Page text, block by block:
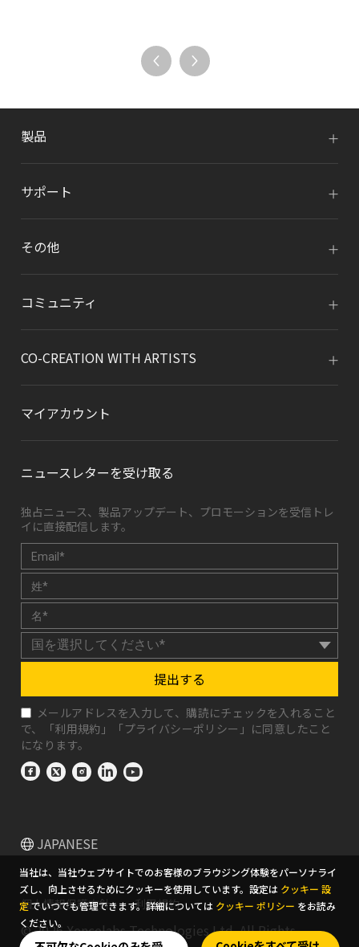
製品
サポート
その他
コミュニティ
CO-CREATION WITH ARTISTS
マイアカウント
ニュースレターを受け取る
独占ニュース、製品アップデート、プロモーションを受信トレ
イに直接配信します。
提出する
メールアドレスを入力して、購読にチェックを入れること
で、「利用規約 」「プライバシーポリシー 」に同意したこと
になります。
JAPANESE
個人情報保護方針 利用規約
© 2026 Xencelabs Technologies Ltd. All Rights
当社は、当社ウェブサイトでのお客様のブラウジング体験をパーソナライ
ズし、向上させるためにクッキーを使用しています。設定は クッキー 設
定でいつでも管理できます。詳細については クッキー ポリシー をお読み
ください。